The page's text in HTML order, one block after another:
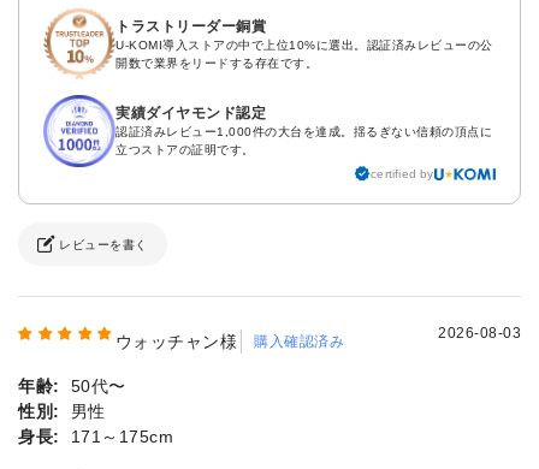
トラストリーダー銅賞
U-KOMI導入ストアの中で上位10%に選出。認証済みレビューの公
開数で業界をリードする存在です。
実績ダイヤモンド認定
認証済みレビュー1,000件の大台を達成。揺るぎない信頼の頂点に
立つストアの証明です。
certified by
レビューを書く
ウォッチャン様 購入確認済み 2026-08-03
年齢:
50代〜
性別:
男性
身長:
171～175cm